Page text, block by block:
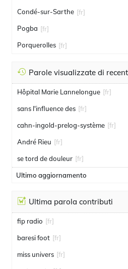
Condé-sur-Sarthe [fr]
Pogba [fr]
Porquerolles [fr]
Parole visualizzate di
Hôpital Marie Lannelongue [fr]
sans l'influence des [fr]
cahn-ingold-prelog-système [fr]
André Rieu [fr]
se tord de douleur [fr]
Ultimo aggiornamento
Ultima parola contributi
fip radio [fr]
baresi foot [fr]
miss univers [fr]